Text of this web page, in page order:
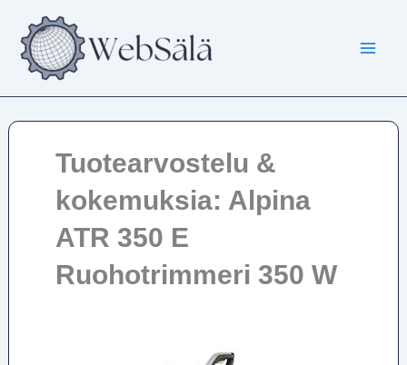
sisältöön
Tuotearvostelu &
kokemuksia: Alpina
ATR 350 E
Ruohotrimmeri 350 W